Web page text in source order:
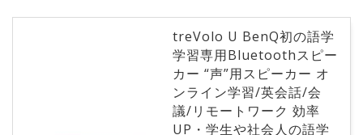
treVolo U BenQ初の語学
学習専用Bluetoothスピー
カー “声”用スピーカー オ
ンライン学習/英会話/会
議/リモートワーク 効率
UP・学生や社会人の語学